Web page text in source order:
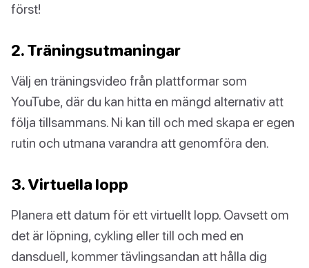
först!
2. Träningsutmaningar
Välj en träningsvideo från plattformar som
YouTube, där du kan hitta en mängd alternativ att
följa tillsammans. Ni kan till och med skapa er egen
rutin och utmana varandra att genomföra den.
3. Virtuella lopp
Planera ett datum för ett virtuellt lopp. Oavsett om
det är löpning, cykling eller till och med en
dansduell, kommer tävlingsandan att hålla dig